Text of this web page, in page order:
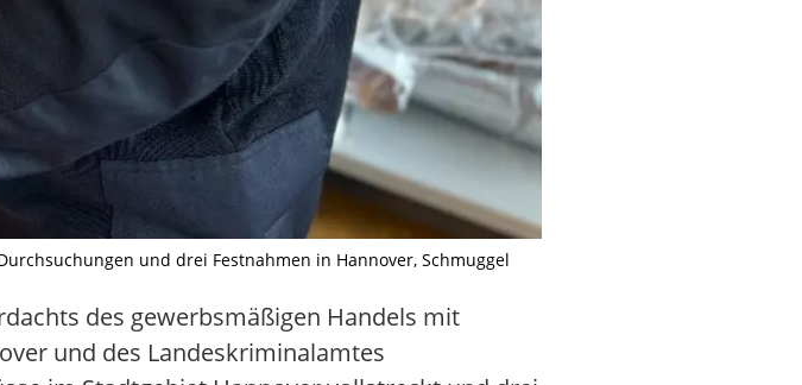
und drei Festnahmen in Hannover, Schmuggel
des gewerbsmäßigen Handels mit
und des Landeskriminalamtes